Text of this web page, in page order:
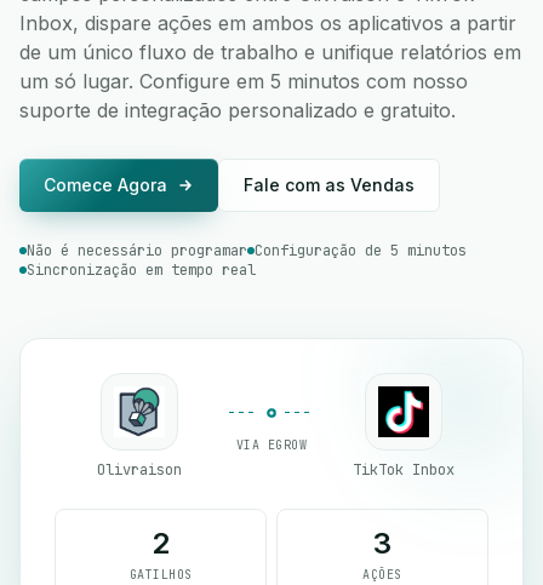
Inbox, dispare ações em ambos os aplicativos a partir
de um único fluxo de trabalho e unifique relatórios em
um só lugar. Configure em 5 minutos com nosso
suporte de integração personalizado e gratuito.
Comece Agora Fale com as Vendas
Não é necessário programar Configuração de 5 minutos
Sincronização em tempo real
Olivraison
VIA EGROW
TikTok Inbox
2
GATILHOS
3
AÇÕES